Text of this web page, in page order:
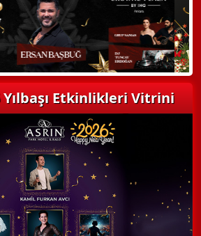
Alın
Etkinlikleri Vitrini